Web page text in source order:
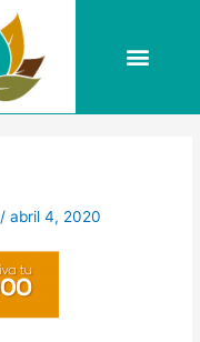
/abril 4, 2020